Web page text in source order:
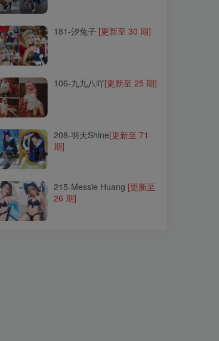
215-Messie Huang
181-汐兔子 [更新至 30 期]
106-九九八吖[更新至 25 期]
208-羽天Shine[更新至 71
期]
215-Messie Huang [更新至
26 期]